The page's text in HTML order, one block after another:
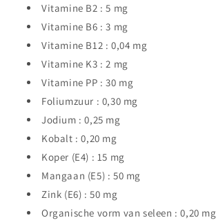
Vitamine B2 : 5 mg
Vitamine B6 : 3 mg
Vitamine B12 : 0,04 mg
Vitamine K3 : 2 mg
Vitamine PP : 30 mg
Foliumzuur : 0,30 mg
Jodium : 0,25 mg
Kobalt : 0,20 mg
Koper (E4) : 15 mg
Mangaan (E5) : 50 mg
Zink (E6) : 50 mg
Organische vorm van seleen : 0,20 mg